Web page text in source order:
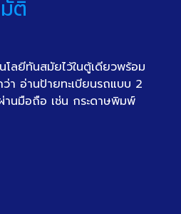
ติ
โลยีทันสมัยไว้ในตู้เดียวพร้อม
า อ่านป้ายทะเบียนรถแบบ 2
านมือถือ เช่น กระดาษพิมพ์